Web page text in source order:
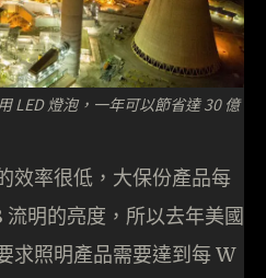
LED 燈泡，一年可以節省達 30 億
效率很低，大保份產品每
明的亮度，所以去年美國
求照明產品需要達到每 W